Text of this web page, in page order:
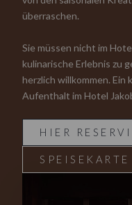
überraschen.
Sie müssen nicht im
kulinarische Erlebnis zu
herzlich willkommen. Ein
Aufenthalt im Hotel
HIER
SPEISEKARTE